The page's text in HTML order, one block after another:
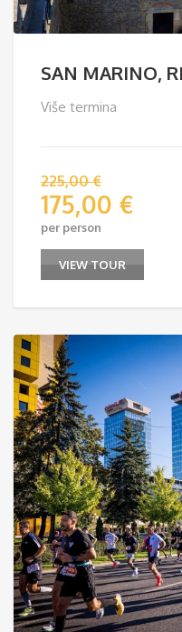
SAN MARINO,
Više termina
225,00€
175,00 €
per person
VIEW TOUR